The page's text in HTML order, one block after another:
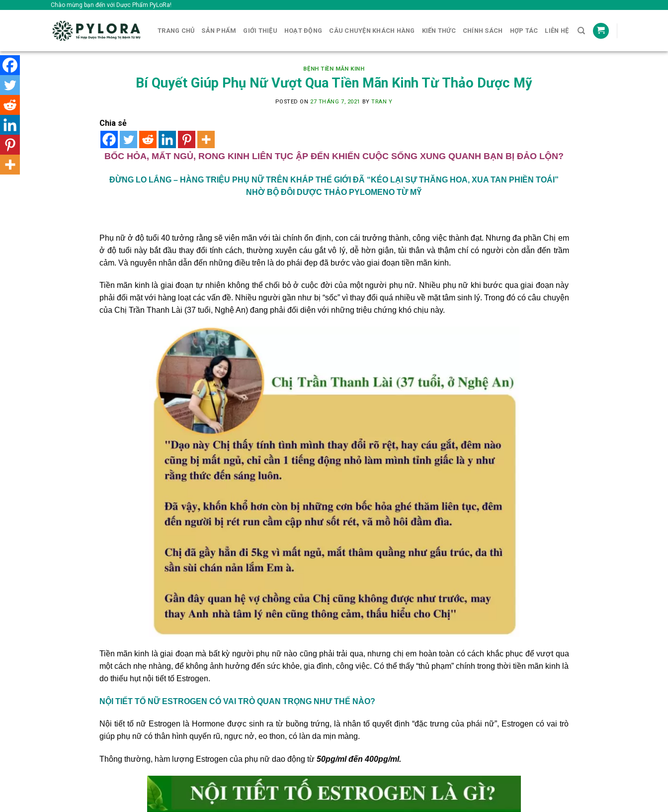
Chào mừng bạn đến với Dược Phẩm PyLoRa!
TRANG CHỦ SẢN PHẨM GIỚI THIỆU HOẠT ĐỘNG CÂU CHUYỆN KHÁCH HÀNG KIẾN THỨC CHÍNH SÁCH HỢP TÁC LIÊN HỆ
BỆNH TIỀN MÃN KINH
Bí Quyết Giúp Phụ Nữ Vượt Qua Tiền Mãn Kinh Từ Thảo Dược Mỹ
POSTED ON 27 THÁNG 7, 2021 BYTRAN Y
Chia sẻ
BỐC HỎA, MẤT NGỦ, RONG KINH LIÊN TỤC ẬP ĐẾN KHIẾN CUỘC SỐNG XUNG QUANH BẠN BỊ ĐẢO LỘN?
ĐỪNG LO LẮNG – HÀNG TRIỆU PHỤ NỮ TRÊN KHẮP THẾ GIỚI ĐÃ “KÉO LẠI SỰ THĂNG HOA, XUA TAN PHIỀN TOÁI”
NHỜ BỘ ĐÔI DƯỢC THẢO PYLOMENO TỪ MỸ
Phụ nữ ở độ tuổi 40 tưởng rằng sẽ viên mãn với tài chính ổn định, con cái trưởng thành, công việc thành đạt. Nhưng đa phần Chị em
ở độ tuổi này bắt đầu thay đổi tính cách, thường xuyên cáu gắt vô lý, dễ hờn giận, tủi thân và thậm chí có người còn dẫn đến trầm
cảm. Và nguyên nhân dẫn đến những điều trên là do phái đẹp đã bước vào giai đoạn tiền mãn kinh.
Tiền mãn kinh là giai đoạn tự nhiên không thể chối bỏ ở cuộc đời của một người phụ nữ. Nhiều phụ nữ khi bước qua giai đoạn này
phải đối mặt với hàng loạt các vấn đề. Nhiều người gần như bị “sốc” vì thay đổi quá nhiều về mặt tâm sinh lý. Trong đó có câu chuyện
của Chị Trần Thanh Lài (37 tuổi, Nghệ An) đang phải đối diện với những triệu chứng khó chịu này.
Tiền mãn kinh là giai đoạn mà bất kỳ người phụ nữ nào cũng phải trải qua, nhưng chị em hoàn toàn có cách khắc phục để vượt qua
một cách nhẹ nhàng, để không ảnh hưởng đến sức khỏe, gia đình, công việc. Có thể thấy “thủ phạm” chính trong thời tiền mãn kinh là
do thiếu hụt nội tiết tố Estrogen.
NỘI TIẾT TỐ NỮ ESTROGEN CÓ VAI TRÒ QUAN TRỌNG NHƯ THẾ NÀO?
Nội tiết tố nữ Estrogen là Hormone được sinh ra từ buồng trứng, là nhân tố quyết định “đặc trưng của phái nữ”, Estrogen có vai trò
giúp phụ nữ có thân hình quyến rũ, ngực nở, eo thon, có làn da mịn màng.
Thông thường, hàm lượng Estrogen của phụ nữ dao động từ 50pg/ml đến 400pg/ml.